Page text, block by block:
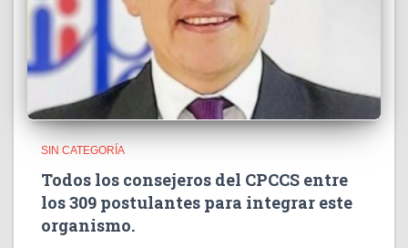
SIN CATEGORÍA
Todos los consejeros del CPCCS entre
los 309 postulantes para integrar este
organismo.